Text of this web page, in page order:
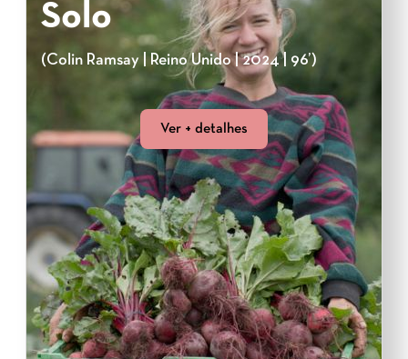
Solo
(Colin Ramsay | Reino Unido | 2024 | 96’)
Ver + detalhes